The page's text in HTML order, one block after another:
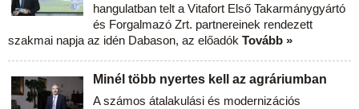
hangulatban telt a Vitafort Első Takarmánygyártó
és Forgalmazó Zrt. partnereinek rendezett
szakmai napja az idén Dabason, az előadók Tovább »
Minél több nyertes kell az agráriumban
A számos átalakulási és modernizációs